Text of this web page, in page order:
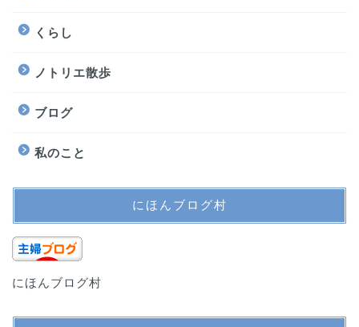
くらし
ノトリエ散歩
ブログ
私のこと
にほんブログ村
にほんブログ村